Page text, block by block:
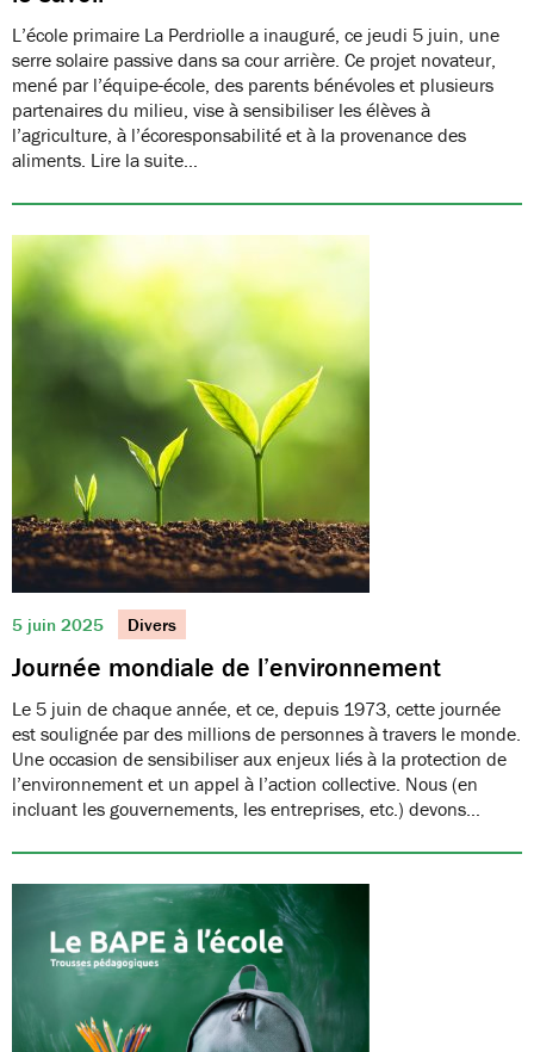
L’école primaire La Perdriolle a inauguré, ce jeudi 5 juin, une
serre solaire passive dans sa cour arrière. Ce projet novateur,
mené par l’équipe-école, des parents bénévoles et plusieurs
partenaires du milieu, vise à sensibiliser les élèves à
l’agriculture, à l’écoresponsabilité et à la provenance des
aliments. Lire la suite…
5 juin 2025 Divers
Journée mondiale de l’environnement
Le 5 juin de chaque année, et ce, depuis 1973, cette journée
est soulignée par des millions de personnes à travers le monde.
Une occasion de sensibiliser aux enjeux liés à la protection de
l’environnement et un appel à l’action collective. Nous (en
incluant les gouvernements, les entreprises, etc.) devons…